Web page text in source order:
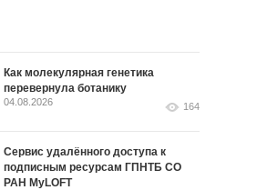
Как молекулярная генетика
перевернула ботанику
04.08.2026 164
Сервис удалённого доступа к
подписным ресурсам ГПНТБ СО
РАН MyLOFT